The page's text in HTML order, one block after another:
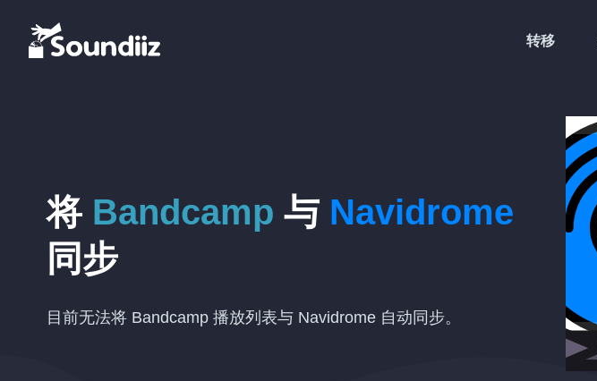
转移
将 Bandcamp 与 Navidrome
同步
目前无法将 Bandcamp 播放列表与 Navidrome 自动同步。